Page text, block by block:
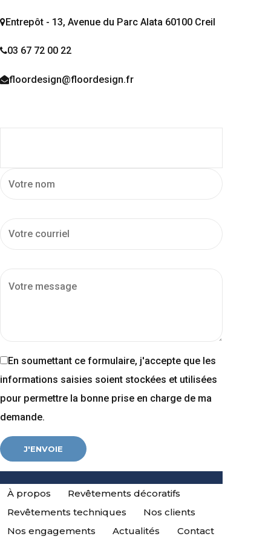
Entrepôt - 13, Avenue du Parc Alata 60100 Creil
03 67 72 00 22
floordesign@floordesign.fr
En soumettant ce formulaire, j'accepte que les
informations saisies soient stockées et utilisées
pour permettre la bonne prise en charge de ma
demande.
À propos
Revêtements décoratifs
Revêtements techniques
Nos clients
Nos engagements
Actualités Contact